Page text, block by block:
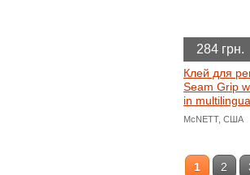
284 грн.
Клей для
Seam Grip
in
McNETT, США
1 2